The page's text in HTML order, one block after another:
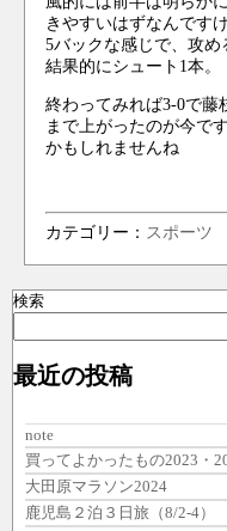
きやすいはずなんですけ
5バックな感じで、攻め
結果的にシュート1本。
終わってみれば3-0で藤
まで上がったのが今で
かもしれませんね
カテゴリー： スポーツ
検索
最近の投稿
note
買ってよかったもの2023・
大田原マラソン2024
鹿児島２泊３日旅（8/2-4）